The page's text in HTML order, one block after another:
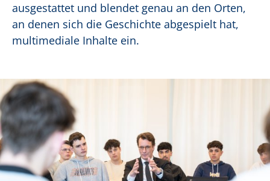
ausgestattet und blendet genau an den Orten,
an denen sich die Geschichte abgespielt hat,
multimediale Inhalte ein.